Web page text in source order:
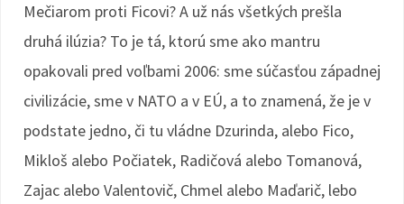
Mečiarom proti Ficovi? A už nás všetkých prešla
druhá ilúzia? To je tá, ktorú sme ako mantru
opakovali pred voľbami 2006: sme súčasťou západnej
civilizácie, sme v NATO a v EÚ, a to znamená, že je v
podstate jedno, či tu vládne Dzurinda, alebo Fico,
Mikloš alebo Počiatek, Radičová alebo Tomanová,
Zajac alebo Valentovič, Chmel alebo Maďarič, lebo